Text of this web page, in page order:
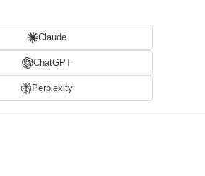
Claude
ChatGPT
Perplexity